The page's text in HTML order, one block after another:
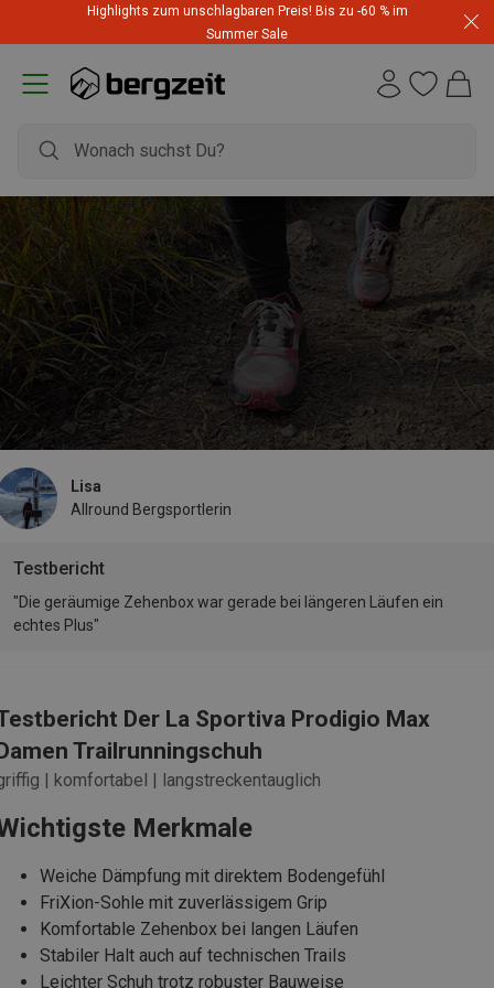
Highlights zum unschlagbaren Preis! Bis zu -60 % im
Summer Sale
Testbericht
Lisa
Allround Bergsportlerin
"Die geräumige Zehenbox war gerade bei längeren Läufen ein
echtes Plus"
Der La Sportiva Prodigio Max
Trailrunningschuh
| komfortabel | langstreckentauglich
Merkmale
Weiche Dämpfung mit direktem Bodengefühl
FriXion-Sohle mit zuverlässigem Grip
Komfortable Zehenbox bei langen Läufen
Stabiler Halt auch auf technischen Trails
Leichter Schuh trotz robuster Bauweise